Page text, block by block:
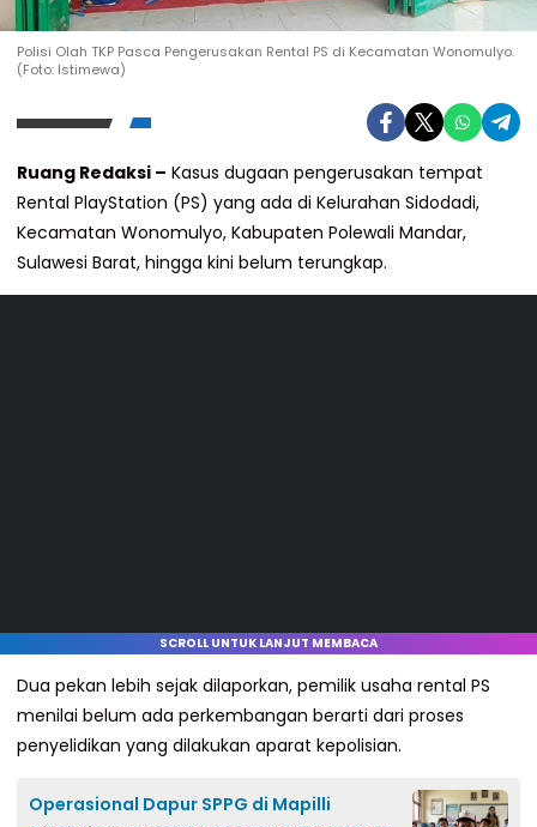
Polisi Olah TKP Pasca Pengerusakan Rental PS di Kecamatan Wonomulyo.
(Foto: Istimewa)
Ruang Redaksi – Kasus dugaan pengerusakan tempat
Rental PlayStation (PS) yang ada di Kelurahan Sidodadi,
Kecamatan Wonomulyo, Kabupaten Polewali Mandar,
Sulawesi Barat, hingga kini belum terungkap.
SCROLL UNTUK LANJUT MEMBACA
Dua pekan lebih sejak dilaporkan, pemilik usaha rental PS
menilai belum ada perkembangan berarti dari proses
penyelidikan yang dilakukan aparat kepolisian.
Operasional Dapur SPPG di Mapilli